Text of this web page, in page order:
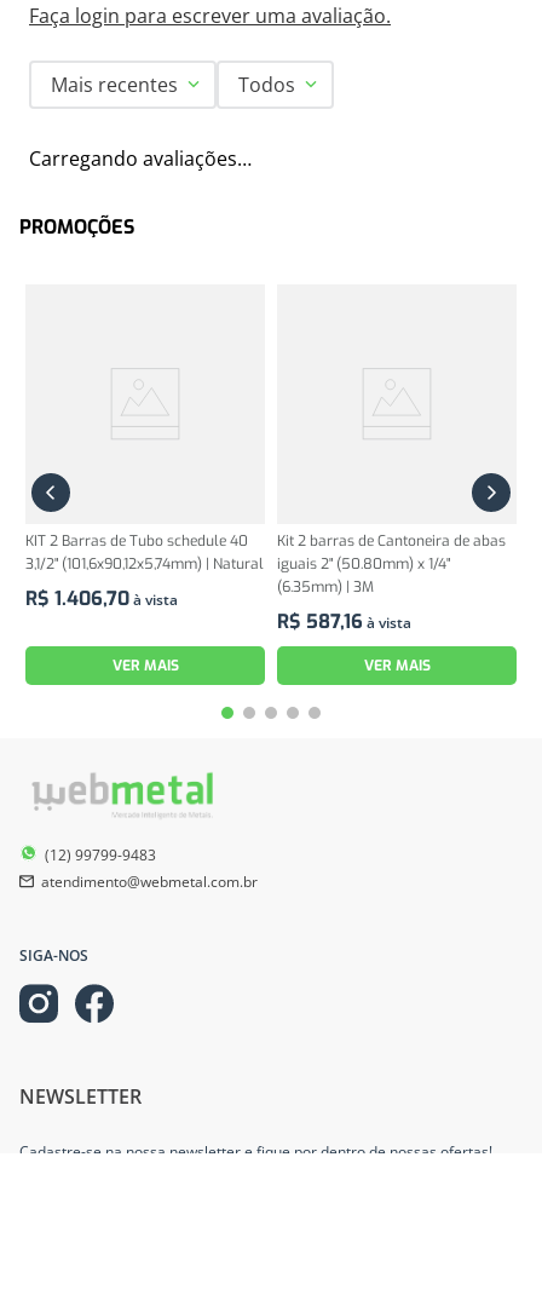
Faça login para escrever uma avaliação.
Mais recentes Todos
Carregando avaliações…
PROMOÇÕES
KIT 2 Barras de Tubo schedule 40
3,1/2" (101,6x90,12x5,74mm) | Natural
R$ 1.406,70à vista
VER MAIS
Kit 2 barras de Cantoneira de abas
iguais 2" (50.80mm) x 1/4"
(6.35mm) | 3M
R$ 587,16 à vista
VER MAIS
(12) 99799-9483
atendimento@webmetal.com.br
SIGA-NOS
NEWSLETTER
Cadastre-se na nossa newsletter e fique por dentro de nossas ofertas!